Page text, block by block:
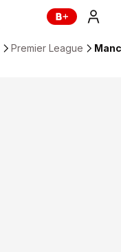
Premier League